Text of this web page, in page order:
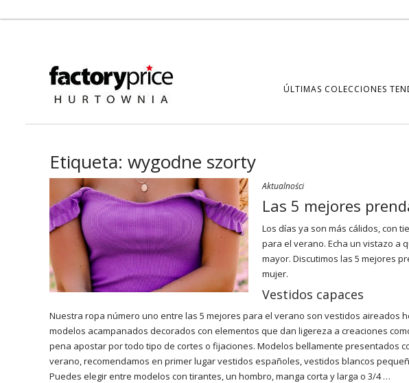
ÚLTIMAS COLECCIONES
Etiqueta: wygodne szorty
Aktualności
Las 5 mejores
Los días ya son más cálidos, con
para el verano. Echa un vistazo a
mayor. Discutimos las 5 mejores
mujer.
Vestidos capaces
Nuestra ropa número uno entre las 5 mejores para el verano son vestidos aireados
modelos acampanados decorados con elementos que dan ligereza a creaciones
pena apostar por todo tipo de cortes o fijaciones. Modelos bellamente presentados
verano, recomendamos en primer lugar vestidos españoles, vestidos blancos
Puedes elegir entre modelos con tirantes, un hombro, manga corta y larga o 3/4 …